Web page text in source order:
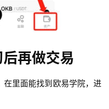
再做交易
在里面能找到欧易学院，进